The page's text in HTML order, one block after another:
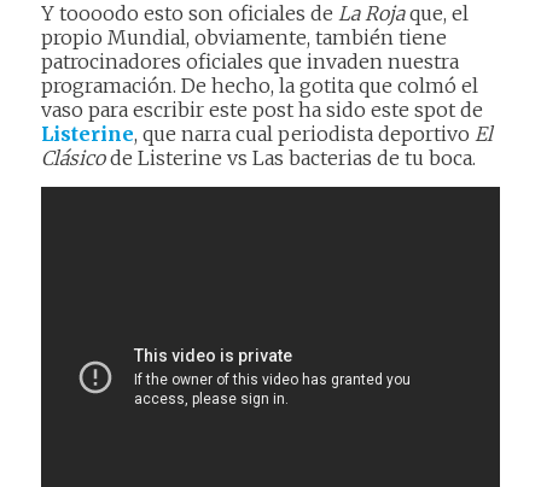
Y toooodo esto son oficiales de La Rojaque, el
propio Mundial, obviamente, también tiene
patrocinadores oficiales que invaden nuestra
programación. De hecho, la gotita que colmó el
vaso para escribir este post ha sido este spot de
Listerine, que narra cual periodista deportivo El
Clásicode Listerine vs Las bacterias de tu boca.